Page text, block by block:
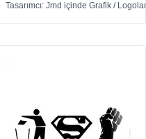
Tasarımcı: Jmd içinde Grafik / Logolar